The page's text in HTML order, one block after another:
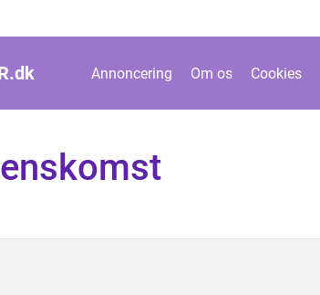
dk Annoncering Om os Cookies